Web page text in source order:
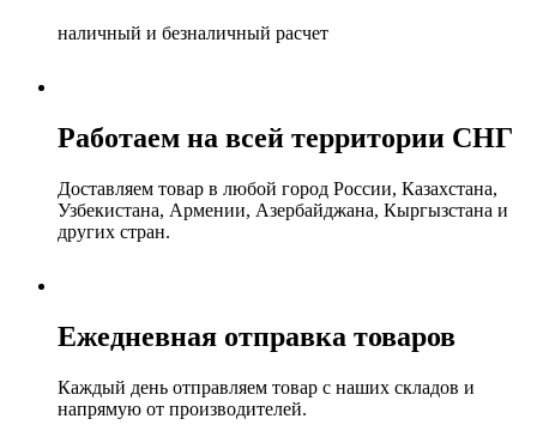
наличный и безналичный расчет
Работаем на всей территории СНГ
Доставляем товар в любой город России, Казахстана,
Узбекистана, Армении, Азербайджана, Кыргызстана и
других стран.
Ежедневная отправка товаров
Каждый день отправляем товар с наших складов и
напрямую от производителей.